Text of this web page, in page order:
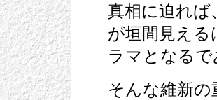
真相に迫れ
が垣間見え
ラマとなるで
そんな維新